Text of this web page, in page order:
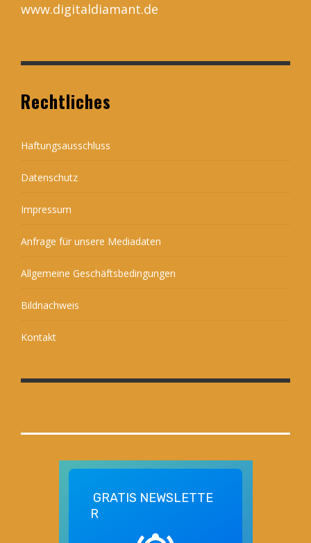
www.digitaldiamant.de
Rechtliches
Haftungsausschluss
Datenschutz
Impressum
Anfrage für unsere Mediadaten
Allgemeine Geschäftsbedingungen
Bildnachweis
Kontakt
GRATIS NEWSLETTE
R